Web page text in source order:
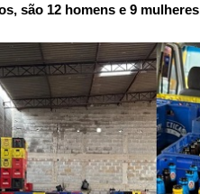
são 12 homens e 9